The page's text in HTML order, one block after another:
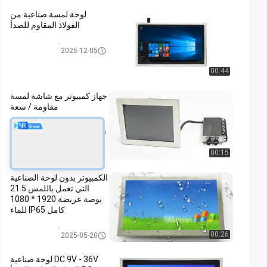
00:44
لوحة لمسة صناعية من
الفولاذ المقاوم للصدأ
غير القابل للصدأ لوحة الصلب PC
2025-12-05
00:15
جهاز كمبيوتر مع شاشة لمسة
مقاومة / سعة
غير القابل للصدأ لوحة الصلب PC
00:26
الكمبيوتر بدون لوحة الصناعية
التي تعمل باللمس 21.5
بوصة عريضة 1920 * 1080
كامل IP65 للماء
غير القابل للصدأ لوحة الصلب PC
2025-05-20
DC 9V - 36V لوحة صناعية